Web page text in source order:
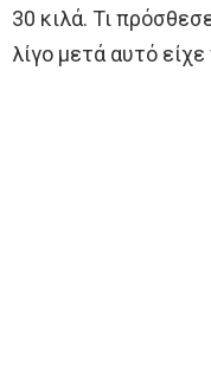
30 κιλά. Τι
λίγο μετά αυτό